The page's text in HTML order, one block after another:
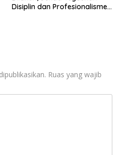
Disiplin dan Profesionalisme
Ruas yang wajib